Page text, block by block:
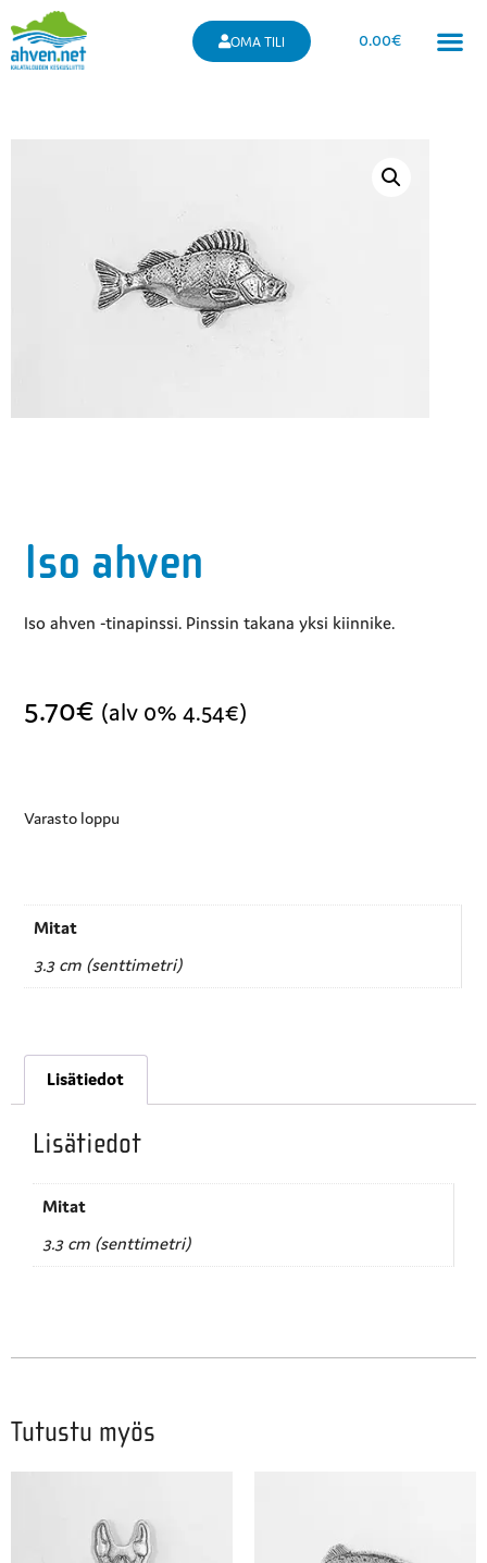
OMA TILI 0.00€
Iso ahven
Iso ahven -tinapinssi. Pinssin takana yksi kiinnike.
5.70€ (alv 0%4.54€)
Varasto loppu
Mitat
3.3 cm (senttimetri)
Lisätiedot
Lisätiedot
Mitat
3.3 cm (senttimetri)
Tutustu myös